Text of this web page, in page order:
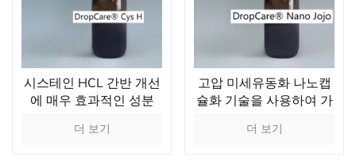
시스테인 HCL 간반 개선
에 매우 효과적인 성분
더 보기
고압 미세유동화 나노캡
슐화 기술을 사용하여 가
더 보기